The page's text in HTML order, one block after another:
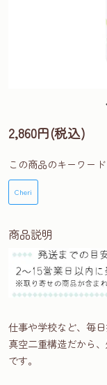
2,860円(税込)
この商品のキーワード
Cheri
商品説明
仕事や学校など、毎
真空二重構造だから
です。